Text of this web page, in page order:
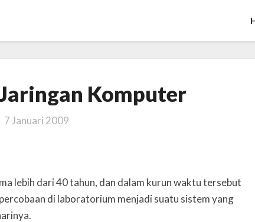
Jaringan
Komputer
Komputer
7 Januari 2009
lebih dari 40 tahun, dan dalam kurun waktu tersebut
di laboratorium menjadi suatu sistem yang